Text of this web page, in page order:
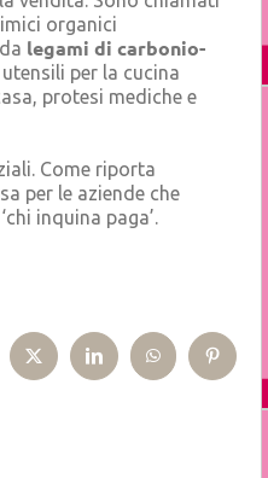
organici
legami di carbonio-
per la cucina
protesi mediche e
Come riporta
per le aziende che
inquina paga’.
X LinkedInWhatsAppPinterest